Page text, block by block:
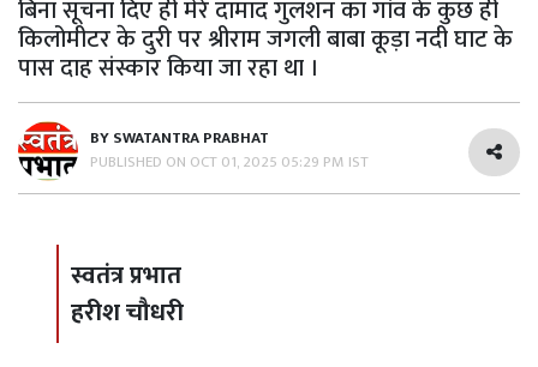
बिना सूचना दिए ही मेरे दामाद गुलशन का गांव के कुछ ही
किलोमीटर के दुरी पर श्रीराम जगली बाबा कूड़ा नदी घाट के
पास दाह संस्कार किया जा रहा था ।
BYSWATANTRA PRABHAT
PUBLISHED ON OCT 01, 2025 05:29 PM IST
स्वतंत्र प्रभात
हरीश चौधरी